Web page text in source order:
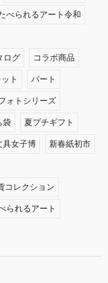
べられるアート令和
ログ コラボ商品
ト パート
ォトシリーズ
袋 夏プチギフト
具女子博 新春紙初市
コレクション
られるアート